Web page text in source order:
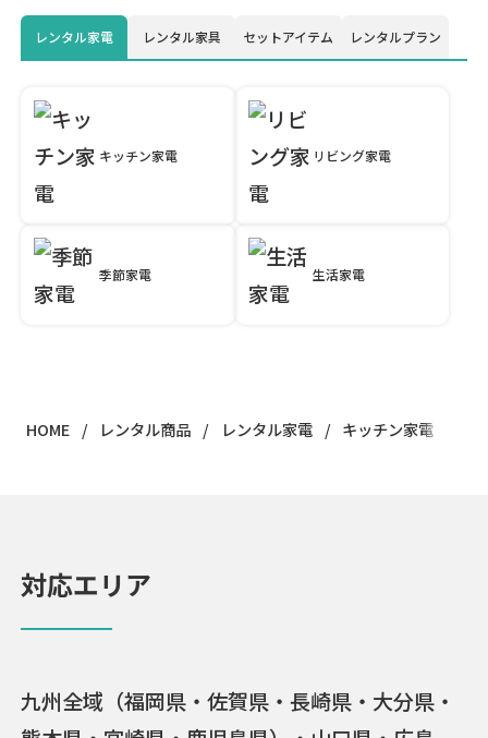
レンタル家電 レンタル家具 セットアイテム レンタルプラン
キッチン家電 リビング家電
季節家電 生活家電
HOME レンタル商品 レンタル家電 キッチン家電
対応エリア
九州全域（福岡県・佐賀県・長崎県・大分県・